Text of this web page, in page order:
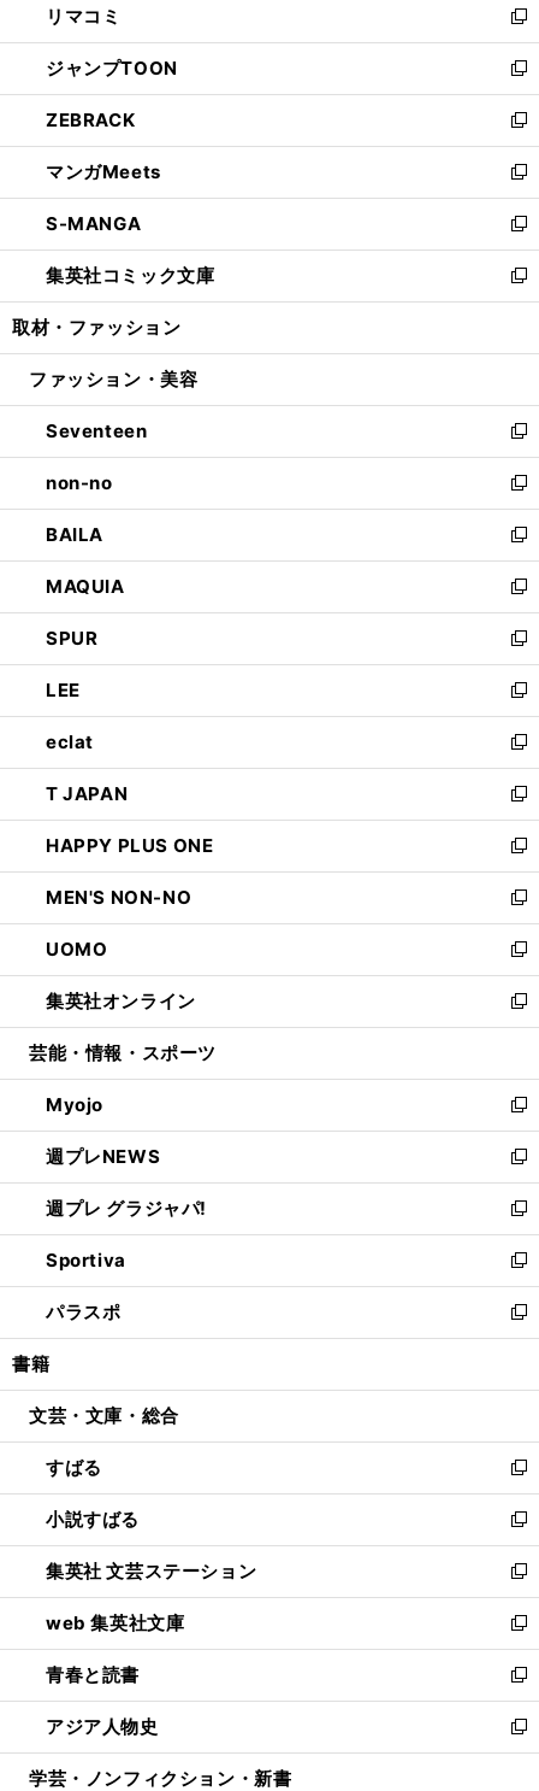
で
開
く
ド
ウ
で
開
く
ィ
ン
ド
ウ
で
開
く
い
ウ
ィ
ン
ド
ウ
で
開
く
リマコミ
新
し
い
ウ
ィ
ン
ド
ウ
で
開
く
ジャンプTOON
新
し
い
ウ
ィ
ン
ド
ウ
で
開
ZEBRACK
新
し
い
ウ
ィ
ン
ド
ウ
開
マンガMeets
新
し
い
ウ
ィ
ン
ウ
開
く
S-MANGA
新
し
い
ウ
ン
ウ
で
開
く
集英社コミック文庫
新
し
ウ
ン
ド
ウ
で
開
く
取材・ファッション
ファッション・美容
Seventeen
新
し
い
ウ
ィ
ン
ド
ウ
で
開
く
non-no
新
し
い
ウ
ィ
ン
ド
ウ
で
開
く
BAILA
新
し
い
ウ
ィ
ン
ド
ウ
で
開
く
MAQUIA
新
し
い
ウ
ィ
ン
ド
ウ
で
開
く
SPUR
新
し
い
ウ
ィ
ン
ド
ウ
で
開
く
LEE
新
し
い
ウ
ィ
ン
ド
ウ
で
開
く
eclat
新
し
い
ウ
ィ
ン
ド
ウ
で
開
く
T JAPAN
新
し
い
ウ
ィ
ン
ド
ウ
で
開
HAPPY PLUS ONE
新
し
い
ウ
ィ
ン
ド
ウ
開
く
MEN'S NON-NO
新
し
い
ウ
ィ
ン
ウ
で
開
く
UOMO
新
し
い
ウ
ン
ド
ウ
で
開
く
集英社オンライン
新
し
ウ
ィ
ン
ド
ウ
で
開
く
芸能・情報・スポーツ
Myojo
新
し
い
ウ
ィ
ン
ド
ウ
で
開
週プレNEWS
新
し
い
ウ
ィ
ン
ド
ウ
開
週プレ グラジャパ!
新
し
い
ウ
ィ
ン
ウ
開
く
Sportiva
新
し
い
ウ
ン
ウ
で
開
く
パラスポ
新
し
ウ
ン
ド
ウ
で
開
く
書籍
文芸・文庫・総合
すばる
新
し
い
ウ
ィ
ン
ド
ウ
で
開
く
小説すばる
新
し
い
ウ
ィ
ン
ド
ウ
で
開
集英社 文芸ステーション
新
し
い
ウ
ィ
ン
ド
ウ
web 集英社文庫
新
し
い
ウ
ィ
ン
青春と読書
新
し
い
ウ
アジア人物史
新
し
学芸・ノンフィクション・新書